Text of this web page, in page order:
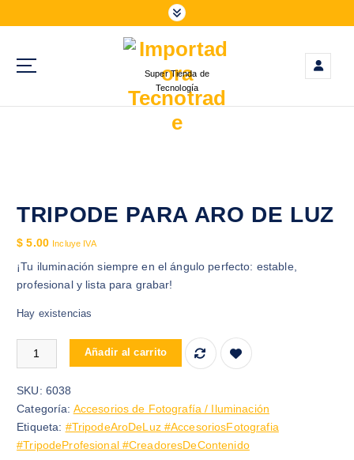
a
Super Tienda de
Tecnología
TRIPODE PARA ARO DE LUZ
$ 5.00 Incluye IVA
¡Tu iluminación siempre en el ángulo perfecto: estable,
profesional y lista para grabar!
Hay existencias
TRIPODE PARA ARO DE LUZ cantidad
Añadir al carrito
SKU: 6038
Categoría: Accesorios de Fotografía / Iluminación
Etiqueta: #TripodeAroDeLuz #AccesoriosFotografia
#TripodeProfesional #CreadoresDeContenido